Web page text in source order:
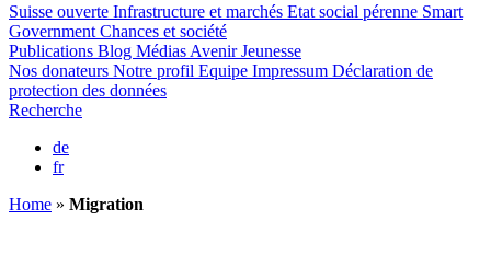
Suisse ouverte Infrastructure et marchés Etat social pérenne Smart
Government Chances et société
Publications Blog Médias Avenir Jeunesse
Nos donateurs Notre profil Equipe Impressum Déclaration de
protection des données
Recherche
de
fr
Home » Migration